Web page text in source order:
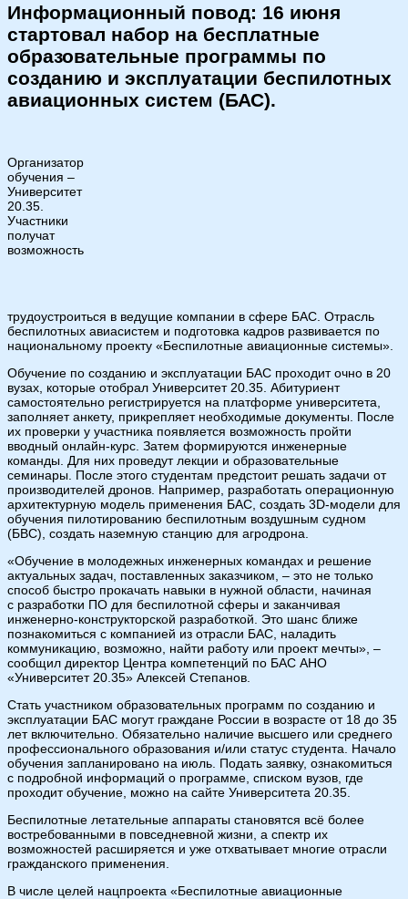
Информационный повод: 16 июня
стартовал набор на бесплатные
образовательные программы по
созданию и эксплуатации беспилотных
авиационных систем (БАС).
Организатор
обучения –
Университет
20.35.
Участники
получат
возможность
трудоустроиться в ведущие компании в сфере БАС. Отрасль
беспилотных авиасистем и подготовка кадров развивается по
национальному проекту «Беспилотные авиационные системы».
Обучение по созданию и эксплуатации БАС проходит очно в 20
вузах, которые отобрал Университет 20.35. Абитуриент
самостоятельно регистрируется на платформе университета,
заполняет анкету, прикрепляет необходимые документы. После
их проверки у участника появляется возможность пройти
вводный онлайн-курс. Затем формируются инженерные
команды. Для них проведут лекции и образовательные
семинары. После этого студентам предстоит решать задачи от
производителей дронов. Например, разработать операционную
архитектурную модель применения БАС, создать 3D-модели для
обучения пилотированию беспилотным воздушным судном
(БВС), создать наземную станцию для агродрона.
«Обучение в молодежных инженерных командах и решение
актуальных задач, поставленных заказчиком, – это не только
способ быстро прокачать навыки в нужной области, начиная
с разработки ПО для беспилотной сферы и заканчивая
инженерно-конструкторской разработкой. Это шанс ближе
познакомиться с компанией из отрасли БАС, наладить
коммуникацию, возможно, найти работу или проект мечты», –
сообщил директор Центра компетенций по БАС АНО
«Университет 20.35» Алексей Степанов.
Стать участником образовательных программ по созданию и
эксплуатации БАС могут граждане России в возрасте от 18 до 35
лет включительно. Обязательно наличие высшего или среднего
профессионального образования и/или статус студента. Начало
обучения запланировано на июль. Подать заявку, ознакомиться
с подробной информаций о программе, списком вузов, где
проходит обучение, можно на сайте Университета 20.35.
Беспилотные летательные аппараты становятся всё более
востребованными в повседневной жизни, а спектр их
возможностей расширяется и уже отхватывает многие отрасли
гражданского применения.
В числе целей нацпроекта «Беспилотные авиационные